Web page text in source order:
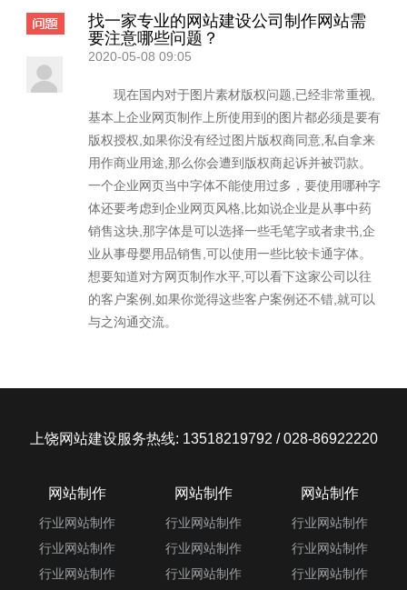
找一家专业的网站建设公司制作网站需
要注意哪些问题？
2020-05-08 09:05
现在国内对于图片素材版权问题,已经非常重视,
基本上企业网页制作上所使用到的图片都必须是要有
版权授权,如果你没有经过图片版权商同意,私自拿来
用作商业用途,那么你会遭到版权商起诉并被罚款。
一个企业网页当中字体不能使用过多，要使用哪种字
体还要考虑到企业网页风格,比如说企业是从事中药
销售这块,那字体是可以选择一些毛笔字或者隶书,企
业从事母婴用品销售,可以使用一些比较卡通字体。
想要知道对方网页制作水平,可以看下这家公司以往
的客户案例,如果你觉得这些客户案例还不错,就可以
与之沟通交流。
上饶网站建设服务热线: 13518219792 / 028-86922220
网站制作
行业网站制作
行业网站制作
行业网站制作
网站制作
行业网站制作
行业网站制作
行业网站制作
网站制作
行业网站制作
行业网站制作
行业网站制作